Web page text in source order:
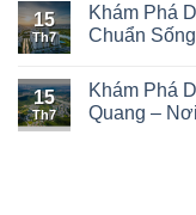
15
Th7
Khám Phá
Chuẩn
15
Th7
Khám Phá
Quang –